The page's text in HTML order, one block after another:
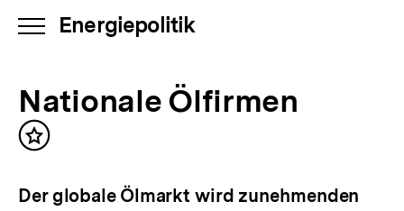
bpb.deINHALTSNAVIGATION
Energiepolitik
Nationale Ölfirmen
Inhalt
Der globale Ölmarkt wird zunehmenden